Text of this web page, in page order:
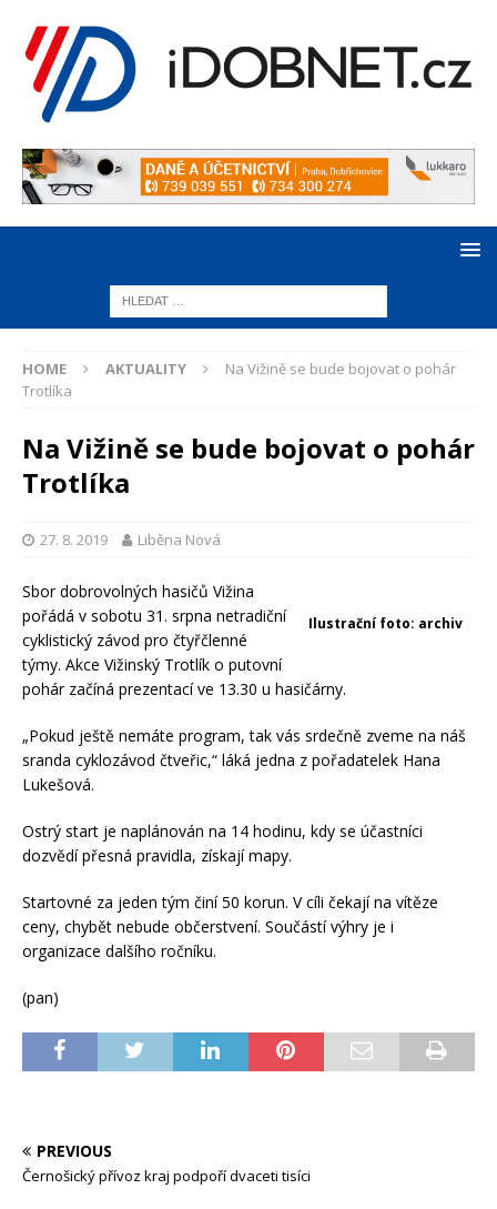
HOME AKTUALITY
Na Vižině se bude bojovat o pohár
Trotlíka
Na Vižině se bude bojovat o pohár
Trotlíka
27. 8. 2019 Liběna Nová
Ilustrační foto: archiv
Sbor dobrovolných hasičů Vižina
pořádá v sobotu 31. srpna netradiční
cyklistický závod pro čtyřčlenné
týmy. Akce Vižinský Trotlík o putovní
pohár začíná prezentací ve 13.30 u hasičárny.
„Pokud ještě nemáte program, tak vás srdečně zveme na náš
sranda cyklozávod čtveřic,“ láká jedna z pořadatelek Hana
Lukešová.
Ostrý start je naplánován na 14 hodinu, kdy se účastníci
dozvědí přesná pravidla, získají mapy.
Startovné za jeden tým činí 50 korun. V cíli čekají na vítěze
ceny, chybět nebude občerstvení. Součástí výhry je i
organizace dalšího ročníku.
(pan)
PREVIOUS
Černošický přívoz kraj podpoří dvaceti tisíci